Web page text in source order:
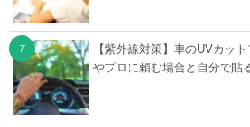
【紫外線対策】車のUVカッ
やプロに頼む場合と自分で貼